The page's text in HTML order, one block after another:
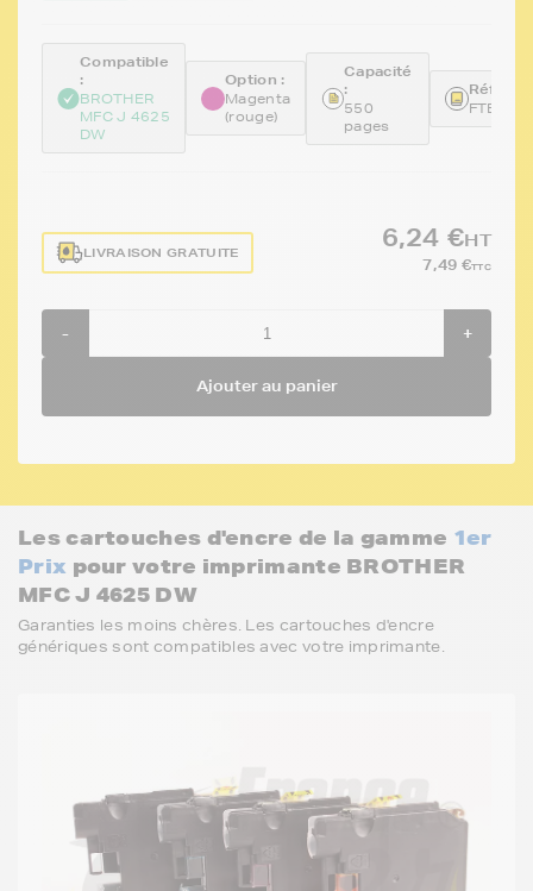
Compatible
:
BROTHER
MFC J 4625
DW
Option :
Magenta
(rouge)
Capacité
:
550
pages
LIVRAISON GRATUITE
6,24 €HT
7,49 €TTC
- +
Ajouter au panier
Les cartouches d'encre de la gamme 1er
Prix pour votre imprimante BROTHER
MFC J 4625 DW
Garanties les moins chères. Les cartouches d'encre
génériques sont compatibles avec votre imprimante.